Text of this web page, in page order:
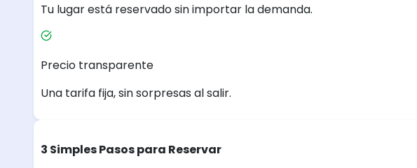
Tu lugar está reservado sin importar la demanda.
Precio transparente
Una tarifa fija, sin sorpresas al salir.
3 Simples Pasos para Reservar